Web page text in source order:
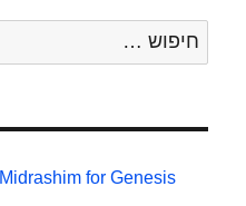
חפש:
Midrashim for Genesis